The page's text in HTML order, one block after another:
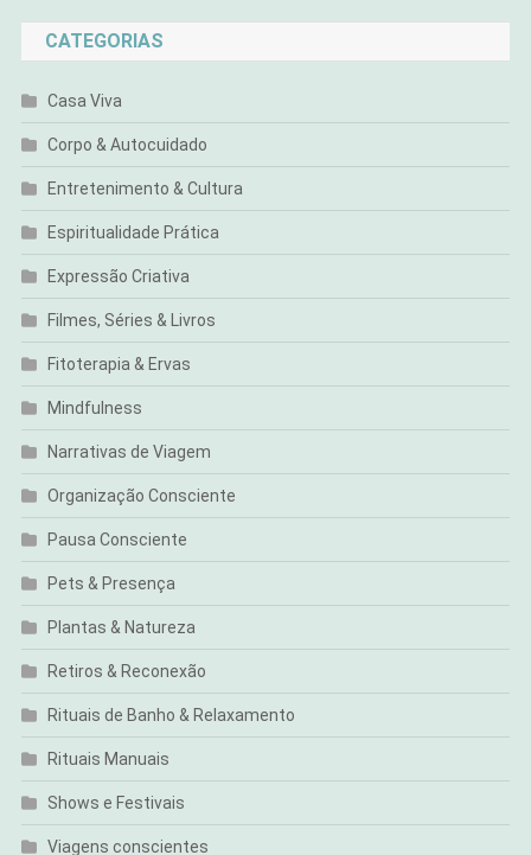
CATEGORIAS
Casa Viva
Corpo & Autocuidado
Entretenimento & Cultura
Espiritualidade Prática
Expressão Criativa
Filmes, Séries & Livros
Fitoterapia & Ervas
Mindfulness
Narrativas de Viagem
Organização Consciente
Pausa Consciente
Pets & Presença
Plantas & Natureza
Retiros & Reconexão
Rituais de Banho & Relaxamento
Rituais Manuais
Shows e Festivais
Viagens conscientes